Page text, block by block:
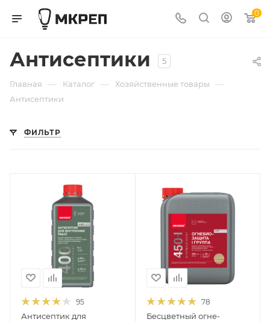
0
Антисептики 5
Главная — Каталог — Хозяйственные товары —
Антисептики
ФИЛЬТР
95
Антисептик для
78
Бесцветный огне-